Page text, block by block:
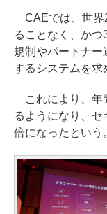
CAEでは、世界
ることなく、かつ
規制やパートナー
するシステムを求
これにより、年
るようになり、
倍になったという